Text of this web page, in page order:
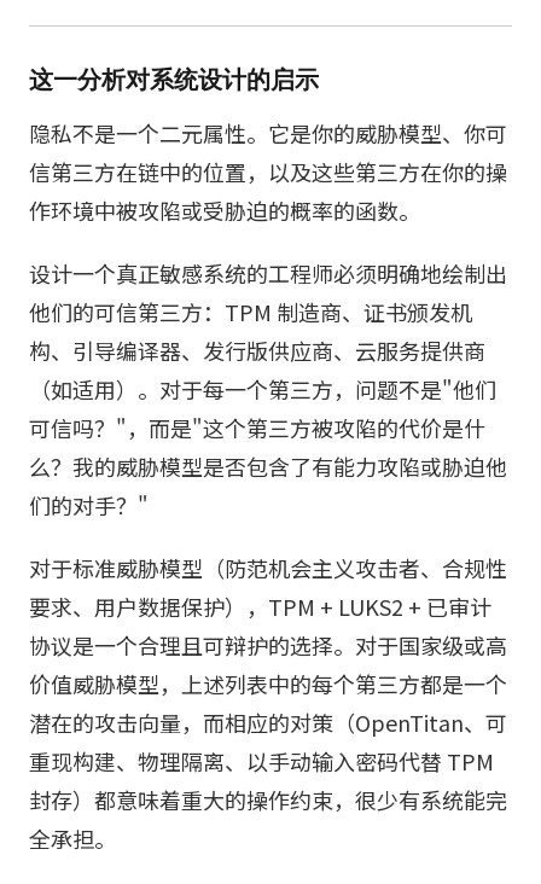
这一分析对系统设计的启示
隐私不是一个二元属性。它是你的威胁模型、你可
信第三方在链中的位置，以及这些第三方在你的操
作环境中被攻陷或受胁迫的概率的函数。
设计一个真正敏感系统的工程师必须明确地绘制出
他们的可信第三方：TPM 制造商、证书颁发机
构、引导编译器、发行版供应商、云服务提供商
（如适用）。对于每一个第三方，问题不是"他们
可信吗？"，而是"这个第三方被攻陷的代价是什
么？我的威胁模型是否包含了有能力攻陷或胁迫他
们的对手？"
对于标准威胁模型（防范机会主义攻击者、合规性
要求、用户数据保护），TPM + LUKS2 + 已审计
协议是一个合理且可辩护的选择。对于国家级或高
价值威胁模型，上述列表中的每个第三方都是一个
潜在的攻击向量，而相应的对策（OpenTitan、可
重现构建、物理隔离、以手动输入密码代替 TPM
封存）都意味着重大的操作约束，很少有系统能完
全承担。